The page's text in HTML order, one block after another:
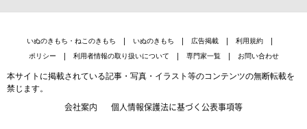
いぬのきもち・ねこのきもち いぬのきもち 広告掲載
利用規約
ポリシー
利用者情報の取り扱いについて 専門家一覧 お問い合わせ
本サイトに掲載されている記事・写真・イラスト等のコンテンツの無断転載を
禁じます。
会社案内 個人情報保護法に基づく公表事項等